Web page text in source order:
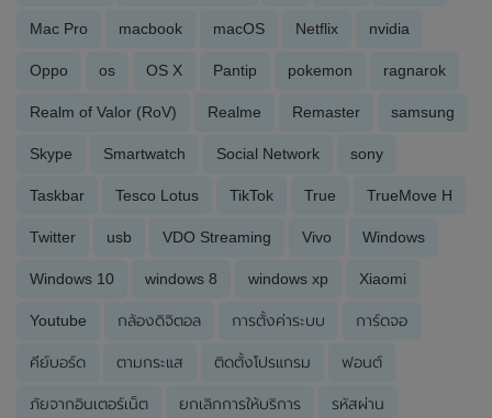
Mac Pro macbook macOS Netflix nvidia
Oppo os OS X Pantip pokemon ragnarok
Realm of Valor (RoV) Realme Remaster samsung
Skype Smartwatch Social Network sony
Taskbar Tesco Lotus TikTok True TrueMove H
Twitter usb VDO Streaming Vivo Windows
Windows 10 windows 8 windows xp Xiaomi
Youtube กล้องดิจิตอล การตั้งค่าระบบ การ์ดจอ
คีย์บอร์ด ตามกระแส ติดตั้งโปรแกรม ฟอนต์
ภัยจากอินเตอร์เน็ต ยกเลิกการให้บริการ รหัสผ่าน